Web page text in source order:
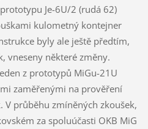
Je-6U/2 (rudá 62)
kulometný kontejner
byly ale ještě předtím,
vneseny některé změny.
z prototypů MiGu-21U
zaměřenými na prověření
V průběhu zmíněných zkoušek,
za spoluúčasti OKB MiG